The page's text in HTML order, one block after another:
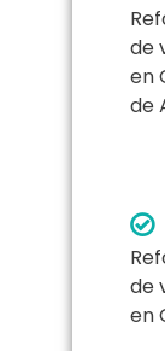
de
en
de
de
en